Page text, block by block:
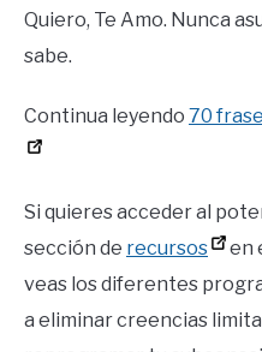
Quiero, Te Amo. Nunca
sabe.
Continua leyendo 70
Si quieres acceder al
sección de recursos
en
veas los diferentes
a eliminar creencias